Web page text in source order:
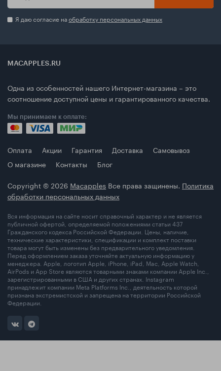
Я даю согласие наобработку персональных данных
MACAPPLES.RU
Одна из особенностей нашего Интернет-магазина – это
соотношение доступной цены и гарантированного качества.
Мы принимаем к оплате:
Оплата Акции Гарантия Доставка
Самовывоз
О магазине
Контакты
Блог
Copyright © 2026 Macapples Все права защинены. Политика
обработки персональных данных
Вся информация на сайте носит справочный характер и не является
публичной офертой, определяемой положениями статьи 437
Гражданского кодекса Российской Федерации. Цены, наличие,
технические характеристики, спецификации и комплект поставки
товара могут быть изменены без предварительного уведомления.
Перед оформлением заказа уточняйте актуальную информацию у
менеджера. Apple, логотип Apple, iPhone, iPad, Mac, Apple Watch,
AirPods и App Store являются товарными знаками компании Apple Inc.,
зарегистрированными в США и других странах. Instagram
принадлежит компании Meta Platforms Inc., деятельность которой
признана экстремистской и запрещена на территории Российской
Федерации.